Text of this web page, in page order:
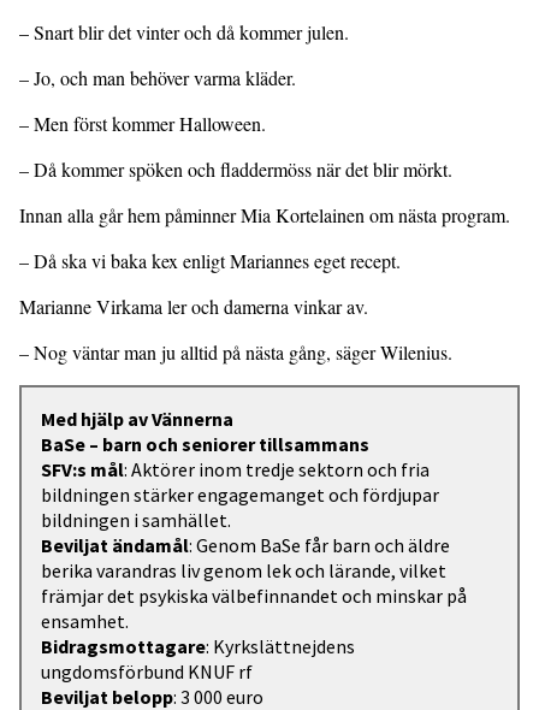
– Snart blir det vinter och då kommer julen.
– Jo, och man behöver varma kläder.
– Men först kommer Halloween.
– Då kommer spöken och fladdermöss när det blir mörkt.
Innan alla går hem påminner Mia Kortelainen om nästa program.
– Då ska vi baka kex enligt Mariannes eget recept.
Marianne Virkama ler och damerna vinkar av.
– Nog väntar man ju alltid på nästa gång, säger Wilenius.
Med hjälp av Vännerna
BaSe – barn och seniorer tillsammans
SFV:s mål: Aktörer inom tredje sektorn och fria
bildningen stärker engagemanget och fördjupar
bildningen i samhället.
Beviljat ändamål: Genom BaSe får barn och äldre
berika varandras liv genom lek och lärande, vilket
främjar det psykiska välbefinnandet och minskar på
ensamhet.
Bidragsmottagare: Kyrkslättnejdens
ungdomsförbund KNUF rf
Beviljat belopp: 3 000 euro